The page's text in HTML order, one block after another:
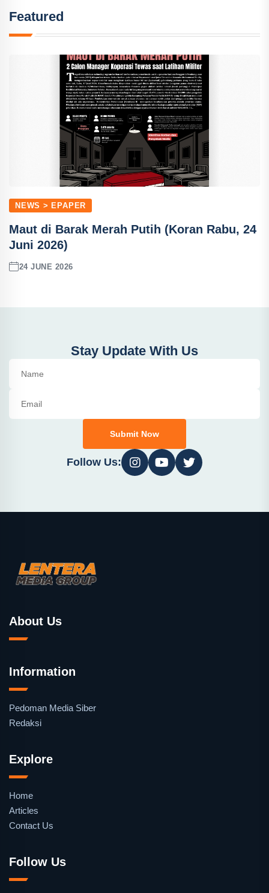
Featured
NEWS > EPAPER
Maut di Barak Merah Putih (Koran Rabu, 24
Juni 2026)
24 JUNE 2026
Stay Update With Us
Submit Now
Follow Us:
About Us
Information
Pedoman Media Siber
Redaksi
Explore
Home
Articles
Contact Us
Follow Us